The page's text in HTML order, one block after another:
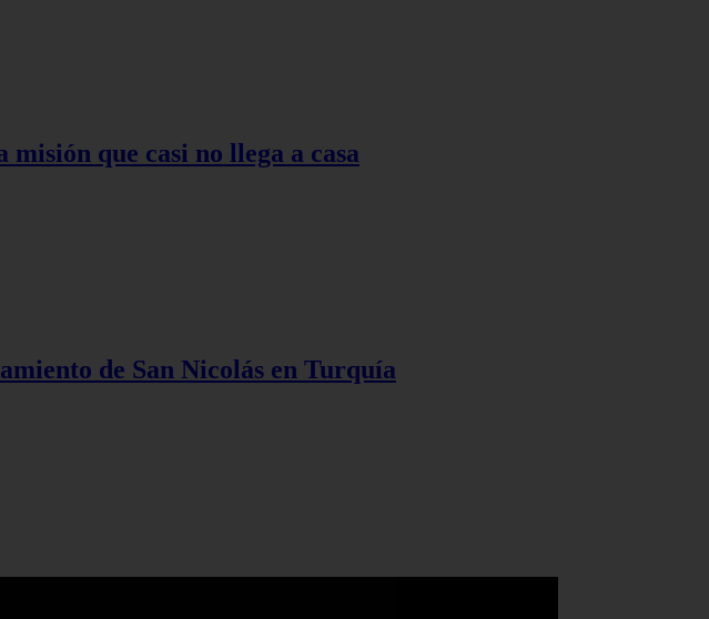
que casi no llega a casa
de San Nicolás en Turquía